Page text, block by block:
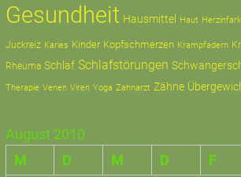
Gesundheit Hausmittel Haut
Juckreiz Karies Kinder Kopfschmerzen Krampfadern
Rheuma Schlaf Schlafstörungen
Therapie Venen Viren Yoga Zahnarzt Zähne
August 2010
M
D M D F